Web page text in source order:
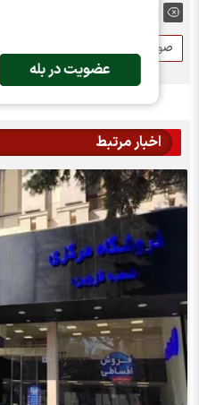
عضویت در بله
صورت های مالی
اخبار مرتبط